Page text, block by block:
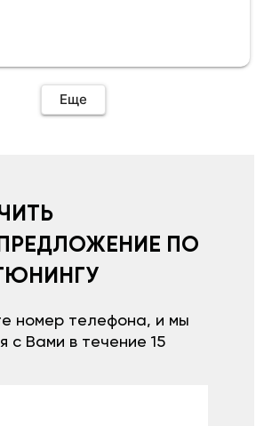
Еще
ПО
номер телефона, и мы
с Вами в течение 15